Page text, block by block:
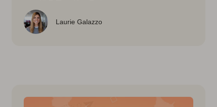
Laurie Galazzo